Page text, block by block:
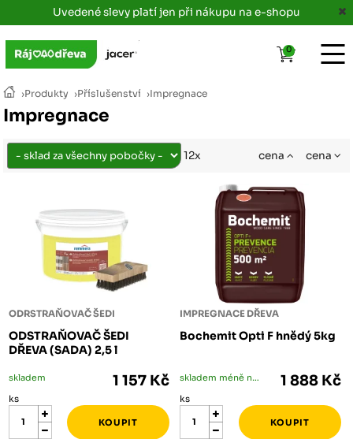
Uvedené slevy platí jen při nákupu na e-shopu
›Produkty ›Příslušenství ›Impregnace
Impregnace
12x cena cena
ODRSTRAŇOVAČ ŠEDI
ODSTRAŇOVAČ ŠEDI
DŘEVA (SADA) 2,5 l
skladem 1 157 Kč
ks
IMPREGNACE DŘEVA
Bochemit Opti F hnědý 5kg
skladem méně než 5 ks 1 888 Kč
ks
0